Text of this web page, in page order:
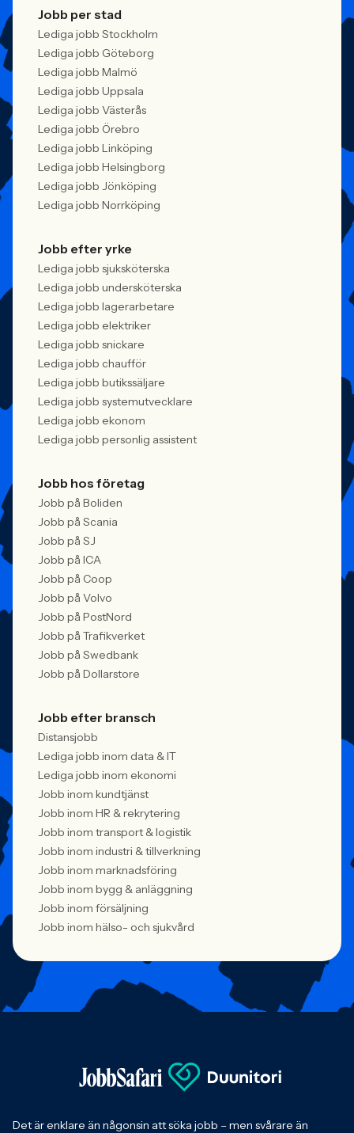
Jobb per stad
Lediga jobb Stockholm
Lediga jobb Göteborg
Lediga jobb Malmö
Lediga jobb Uppsala
Lediga jobb Västerås
Lediga jobb Örebro
Lediga jobb Linköping
Lediga jobb Helsingborg
Lediga jobb Jönköping
Lediga jobb Norrköping
Jobb efter yrke
Lediga jobb sjuksköterska
Lediga jobb undersköterska
Lediga jobb lagerarbetare
Lediga jobb elektriker
Lediga jobb snickare
Lediga jobb chaufför
Lediga jobb butikssäljare
Lediga jobb systemutvecklare
Lediga jobb ekonom
Lediga jobb personlig assistent
Jobb hos företag
Jobb på Boliden
Jobb på Scania
Jobb på SJ
Jobb på ICA
Jobb på Coop
Jobb på Volvo
Jobb på PostNord
Jobb på Trafikverket
Jobb på Swedbank
Jobb på Dollarstore
Jobb efter bransch
Distansjobb
Lediga jobb inom data & IT
Lediga jobb inom ekonomi
Jobb inom kundtjänst
Jobb inom HR & rekrytering
Jobb inom transport & logistik
Jobb inom industri & tillverkning
Jobb inom marknadsföring
Jobb inom bygg & anläggning
Jobb inom försäljning
Jobb inom hälso- och sjukvård
Det är enklare än någonsin att söka jobb – men svårare än